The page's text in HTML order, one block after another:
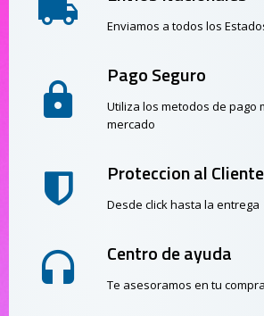
Enviamos a todos los
Pago Seguro
Utiliza los metodos de pago
mercado
Proteccion al Cliente
Desde click hasta la entrega
Centro de ayuda
Te asesoramos en tu